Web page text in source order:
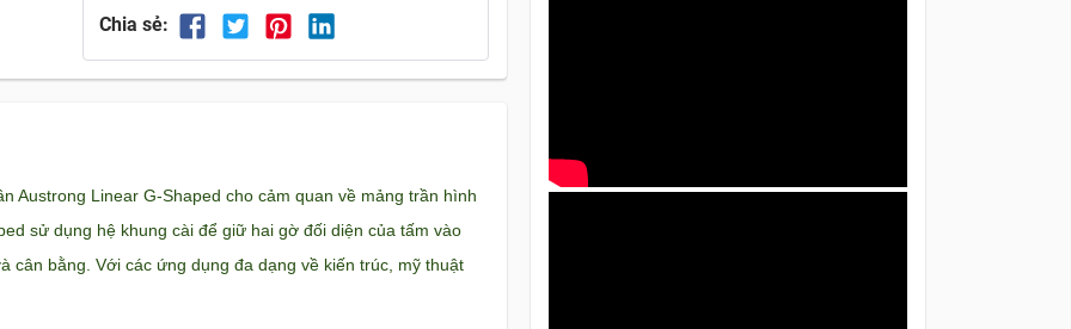
Chia sẻ:
Austrong Linear G-Shaped cho cảm quan về mảng trần hình
sử dụng hệ khung cài để giữ hai gờ đối diện của tấm vào
cân bằng. Với các ứng dụng đa dạng về kiến trúc, mỹ thuật